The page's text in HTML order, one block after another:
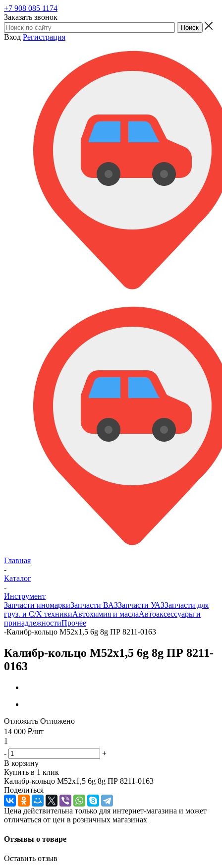
+7 908 085 1174
Заказать звонок
Вход Регистрация
Главная
-
Каталог
-
Инструмент
Запчасти иномаркиЗапчасти ВАЗЗапчасти УАЗЗапчасти для
груз. и С/Х техникиАвтохимия и маслаАвтоаксессуары и
принадлежностиПрочее
-Калибр-кольцо М52х1,5 6g 8g ПР 8211-0163
Калибр-кольцо М52х1,5 6g 8g ПР 8211-
0163
Отложить Отложено
14 000 ₽/шт
1
-
+
В корзину
Купить в 1 клик
Калибр-кольцо М52х1,5 6g 8g ПР 8211-0163
Поделиться
Цена действительна только для интернет-магазина и может
отличаться от цен в розничных магазинах
Отзывы о товаре
Оставить отзыв